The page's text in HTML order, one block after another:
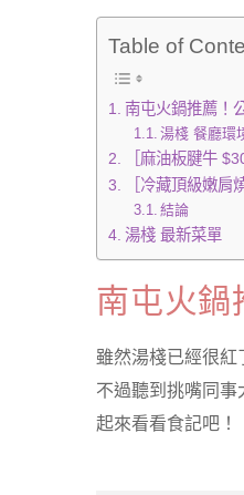
Table of
南屯火鍋推薦！
湯棧 餐廳環
［麻油板腱牛
［冷藏頂級嫩肩
結論
湯棧 最新菜單
南屯火鍋
雖然湯棧已經很
不過聽到挑嘴同
起來看看食記吧！